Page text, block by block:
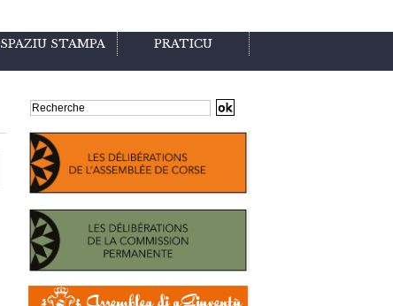
SPAZIU STAMPA PRATICU